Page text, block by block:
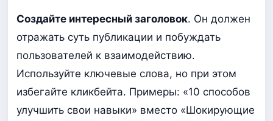
Создайте интересный заголовок. Он должен
отражать суть публикации и побуждать
пользователей к взаимодействию.
Используйте ключевые слова, но при этом
избегайте кликбейта. Примеры: «10 способов
улучшить свои навыки» вместо «Шокирующие